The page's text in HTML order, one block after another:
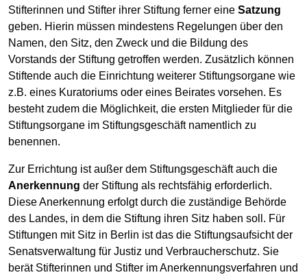
Stifterinnen und Stifter ihrer Stiftung ferner eine Satzung
geben. Hierin müssen mindestens Regelungen über den
Namen, den Sitz, den Zweck und die Bildung des
Vorstands der Stiftung getroffen werden. Zusätzlich können
Stiftende auch die Einrichtung weiterer Stiftungsorgane wie
z.B. eines Kuratoriums oder eines Beirates vorsehen. Es
besteht zudem die Möglichkeit, die ersten Mitglieder für die
Stiftungsorgane im Stiftungsgeschäft namentlich zu
benennen.
Zur Errichtung ist außer dem Stiftungsgeschäft auch die
Anerkennung der Stiftung als rechtsfähig erforderlich.
Diese Anerkennung erfolgt durch die zuständige Behörde
des Landes, in dem die Stiftung ihren Sitz haben soll. Für
Stiftungen mit Sitz in Berlin ist das die Stiftungsaufsicht der
Senatsverwaltung für Justiz und Verbraucherschutz. Sie
berät Stifterinnen und Stifter im Anerkennungsverfahren und